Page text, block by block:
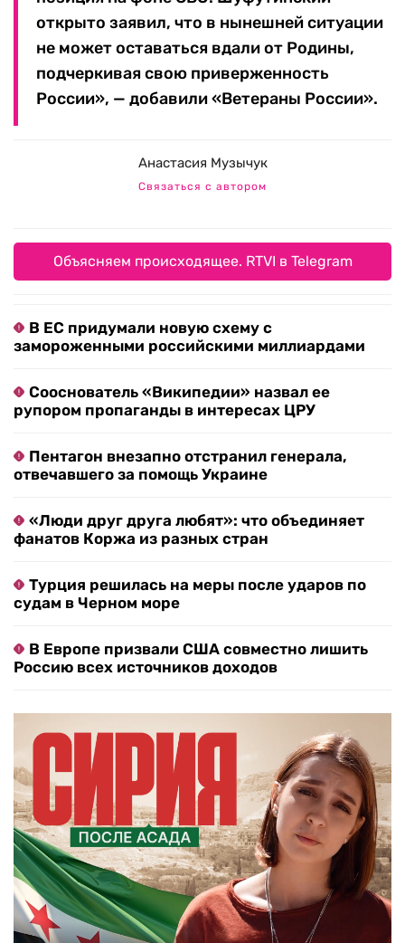
открыто заявил, что в нынешней ситуации
не может оставаться вдали от Родины,
подчеркивая свою приверженность
России», — добавили «Ветераны России».
Анастасия Музычук
Связаться с автором
Объясняем происходящее. RTVI в Telegram
В ЕС придумали новую схему с
замороженными российскими миллиардами
Сооснователь «Википедии» назвал ее
рупором пропаганды в интересах ЦРУ
Пентагон внезапно отстранил генерала,
отвечавшего за помощь Украине
«Люди друг друга любят»: что объединяет
фанатов Коржа из разных стран
Турция решилась на меры после ударов по
судам в Черном море
В Европе призвали США совместно лишить
Россию всех источников доходов